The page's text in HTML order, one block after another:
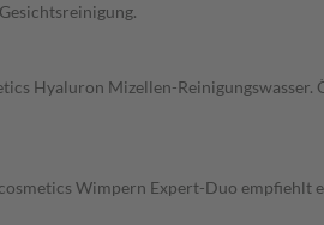
Hyaluron Mizellen-
Wimpern Expert-Duo empfiehlt